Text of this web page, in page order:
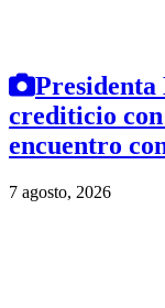
Presidenta
crediticio
encuentro
7 agosto, 2026